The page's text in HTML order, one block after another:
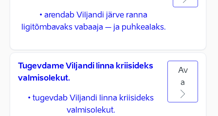
• arendab Viljandi järve ranna
ligitõmbavaks vabaaja – ja puhkealaks.
Tugevdame Viljandi linna kriisideks
valmisolekut.
• tugevdab Viljandi linna kriisideks
valmisolekut.
Av
a